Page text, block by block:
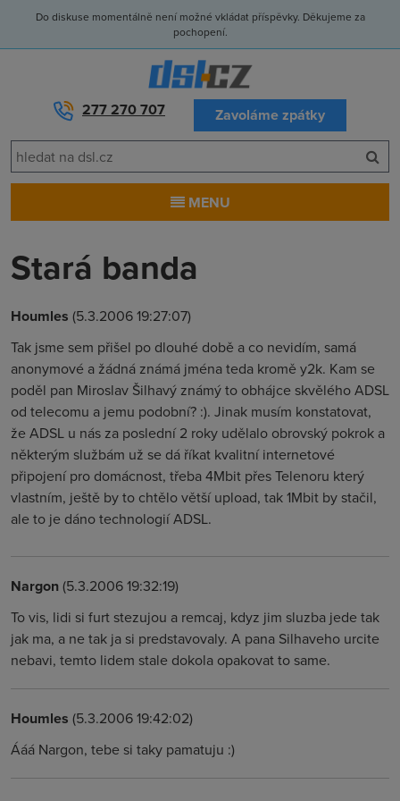
Do diskuse momentálně není možné vkládat příspěvky. Děkujeme za
pochopení.
277 270 707 Zavoláme zpátky
MENU
Stará banda
Houmles (5.3.2006 19:27:07)
Tak jsme sem přišel po dlouhé době a co nevidím, samá
anonymové a žádná známá jména teda kromě y2k. Kam se
poděl pan Miroslav Šilhavý známý to obhájce skvělého ADSL
od telecomu a jemu podobní? :). Jinak musím konstatovat,
že ADSL u nás za poslední 2 roky udělalo obrovský pokrok a
některým službám už se dá říkat kvalitní internetové
připojení pro domácnost, třeba 4Mbit přes Telenoru který
vlastním, ještě by to chtělo větší upload, tak 1Mbit by stačil,
ale to je dáno technologií ADSL.
Nargon(5.3.2006 19:32:19)
To vis, lidi si furt stezujou a remcaj, kdyz jim sluzba jede tak
jak ma, a ne tak ja si predstavovaly. A pana Silhaveho urcite
nebavi, temto lidem stale dokola opakovat to same.
Houmles (5.3.2006 19:42:02)
Ááá Nargon, tebe si taky pamatuju :)